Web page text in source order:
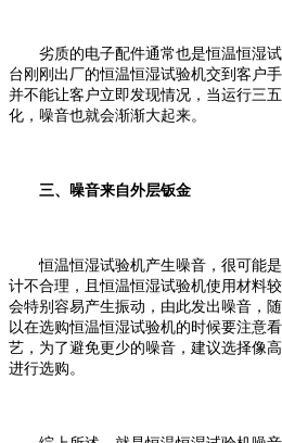
劣质的电子配件通常也是恒温恒湿试
台刚刚出厂的恒温恒湿试验机交到客户
并不能让客户立即发现情况，当运行三
化，噪音也就会渐渐大起来。
三、噪音来自外层钣金
恒温恒湿试验机产生噪音，很可能是
计不合理，且恒温恒湿试验机使用材料
会特别容易产生振动，由此发出噪音，
以在选购恒温恒湿试验机的时候要注意
艺，为了避免更少的噪音，建议选择像
进行选购。